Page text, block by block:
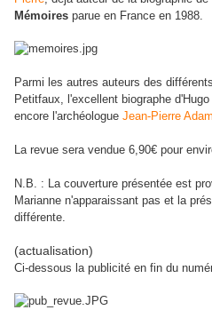
Mémoires parue en France en 1988.
Parmi les autres auteurs des
Petitfaux, l'excellent biographe
encore l'archéologue Jean-Pierre Adam
La revue sera vendue 6,90€ pour
N.B. : La couverture présentée est
Marianne n'apparaissant pas et la
différente.
(actualisation)
Ci-dessous la publicité en fin du